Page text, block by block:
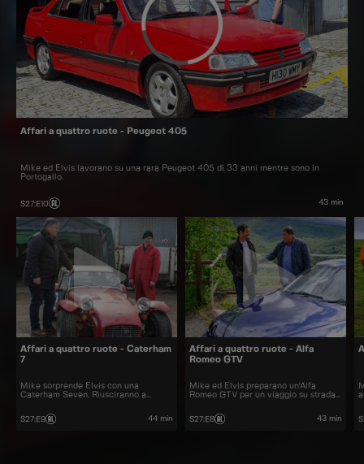
Affari a quattro ruote - Peugeot 405
Mike ed Elvis lavorano su una rara Peugeot 405 di 33 anni mentre sono in
Portogallo.
S27:E10 43 min
Affari a quattro ruote - Caterham
7
Mike sorprende Elvis con una
Caterham Seven. Riusciranno a
S27: E9 44 min
Affari a quattro ruote - Alfa
Romeo GTV
Mike ed Elvis preparano un'Alfa
Romeo GTV per un viaggio su strada
S27: E8 43 min